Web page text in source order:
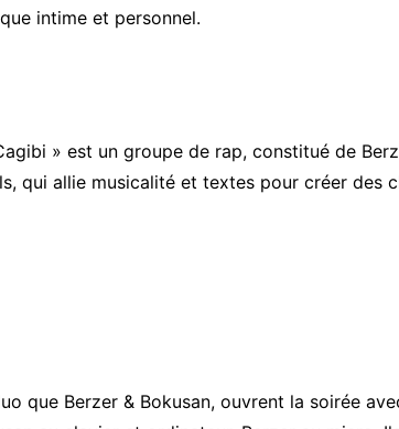
intime et personnel.
» est un groupe de rap, constitué de
qui allie musicalité et textes pour créer des
que Berzer & Bokusan, ouvrent la soirée